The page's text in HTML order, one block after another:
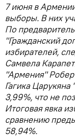
7 июня в
выборы. В них
По
"Гражданский
избирателей,
Самвела
"Армения"
Гагика
3,99%, что не
Итоговая явка
сравнению
58,94%.